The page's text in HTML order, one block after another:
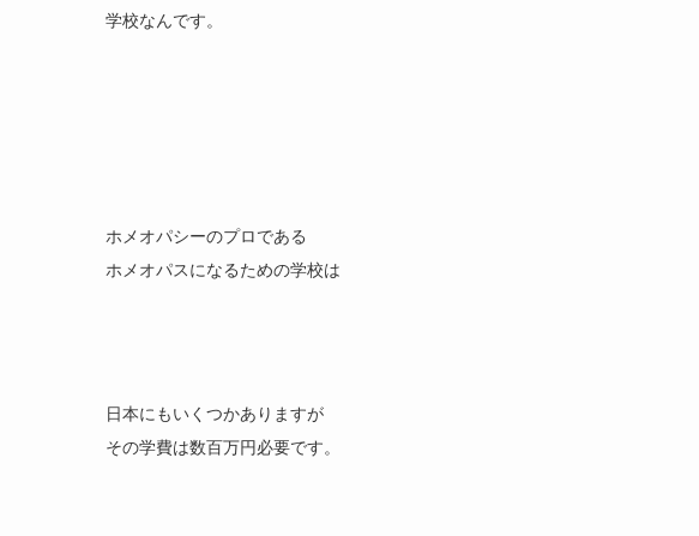
学校なんです。
ホメオパシーのプロである
ホメオパスになるための学校は
日本にもいくつかありますが
その学費は数百万円必要です。